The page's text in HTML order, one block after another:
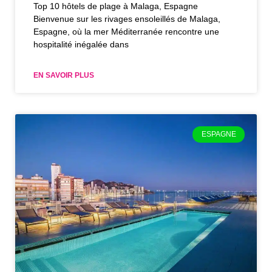
Top 10 hôtels de plage à Malaga, Espagne
Bienvenue sur les rivages ensoleillés de Malaga,
Espagne, où la mer Méditerranée rencontre une
hospitalité inégalée dans
EN SAVOIR PLUS
ESPAGNE